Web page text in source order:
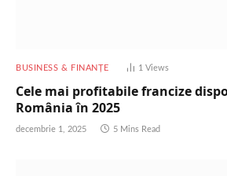
BUSINESS & FINANȚE 1 Views
Cele mai profitabile francize
România în 2025
decembrie 1, 2025 5 Mins Read